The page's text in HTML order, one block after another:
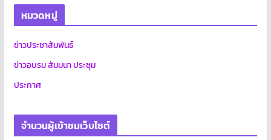
หมวดหมู่
ข่าวประชาสัมพันธ์
ข่าวอบรม สัมมนา ประชุม
ประกาศ
จำนวนผู้เข้าชมเว็บไซต์